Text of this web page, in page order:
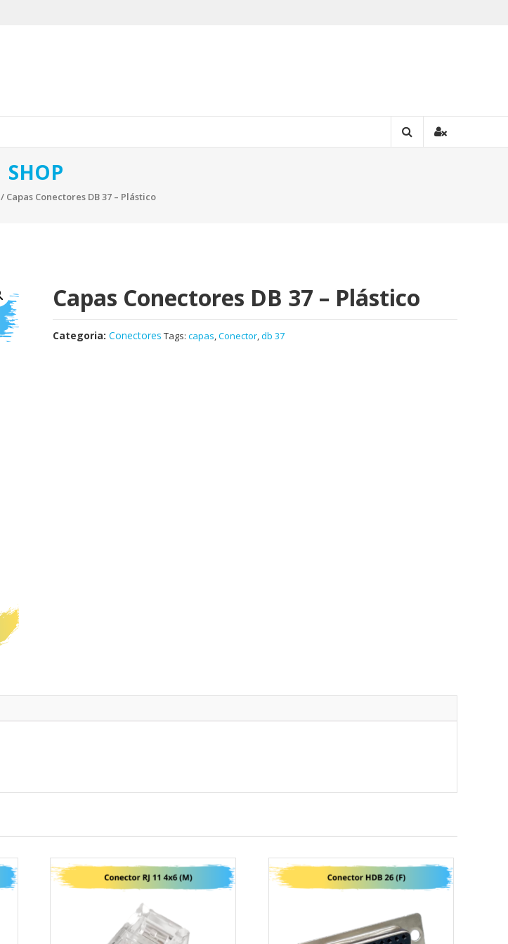
SHOP
/ Capas Conectores DB 37 – Plástico
Capas Conectores DB 37 – Plástico
Categoria: Conectores Tags: capas,Conector,db 37